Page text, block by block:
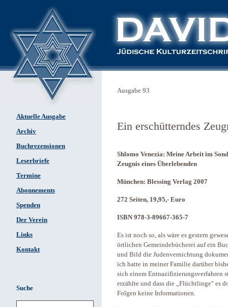
Aktuelle Ausgabe
Archiv
Buchrezensionen
Leserbriefe
Termine
Abonnements
Spenden
Der Verein
Links
Kontakt
Suche
Ausgabe 93
Ein erschütterndes
Shlomo Venezia: Meine Arbeit im
Zeugnis eines Überlebenden
München: Blessing Verlag 2007
272 Seiten, 19,95,- Euro
ISBN 978-3-89667-365-7
Es ist noch so, als wäre es gestern
örtlichen Gemeindebücherei auf ein
und Bild die Judenvernichtung
ich hatte in meiner Familie darüber
sich einem Entnazifizierungsverfahren
erzählte und dass die „Flüchtlinge" es
Folgen keine Informationen.